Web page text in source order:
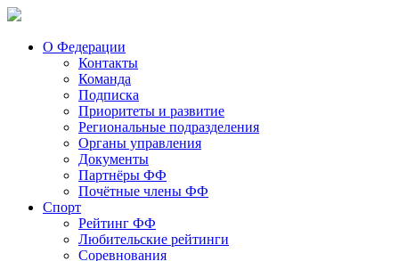
О Федерации
Контакты
Команда
Подписка
Приоритеты и развитие
Региональные подразделения
Органы управления
Документы
Партнёры ФФ
Почётные члены ФФ
Спорт
Рейтинг ФФ
Любительские рейтинги
Соревнования